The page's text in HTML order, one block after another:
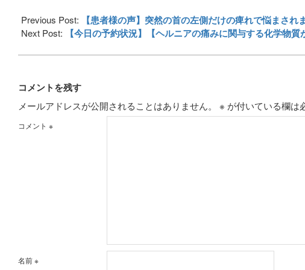
12-
09
Previous Post: 【患者様の声】突然の首の左側だけの痺れで悩まさ
Next Post: 【今日の予約状況】【ヘルニアの痛みに関与する化学物質
コメントを残す
メールアドレスが公開されることはありません。 ※ が付いている欄は
コメント ※
名前※